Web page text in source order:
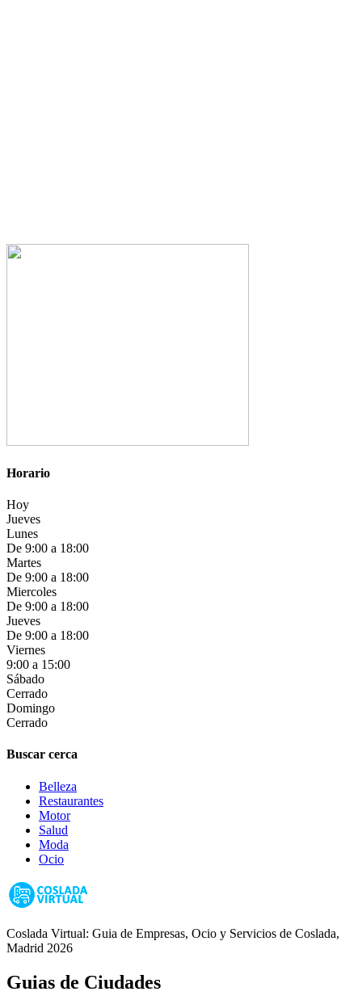
Horario
Hoy
Jueves
Lunes
De 9:00 a 18:00
Martes
De 9:00 a 18:00
Miercoles
De 9:00 a 18:00
Jueves
De 9:00 a 18:00
Viernes
9:00 a 15:00
Sábado
Cerrado
Domingo
Cerrado
Buscar cerca
Belleza
Restaurantes
Motor
Salud
Moda
Ocio
Coslada Virtual: Guia de Empresas, Ocio y Servicios de Coslada,
Madrid 2026
Guias de Ciudades